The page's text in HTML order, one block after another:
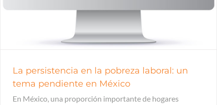
La persistencia en la pobreza laboral: un
tema pendiente en México
En México, una proporción importante de hogares